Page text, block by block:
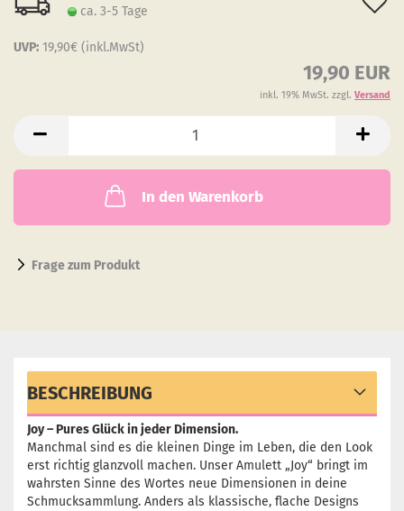
ca. 3-5 Tage
UVP: 19,90€ (inkl.MwSt)
19,90 EUR
inkl. 19% MwSt. zzgl. Versand
In den Warenkorb
Frage zum Produkt
BESCHREIBUNG
Joy – Pures Glück in jeder Dimension.
Manchmal sind es die kleinen Dinge im Leben, die den Look
erst richtig glanzvoll machen. Unser Amulett „Joy“ bringt im
wahrsten Sinne des Wortes neue Dimensionen in deine
Schmucksammlung. Anders als klassische, flache Designs